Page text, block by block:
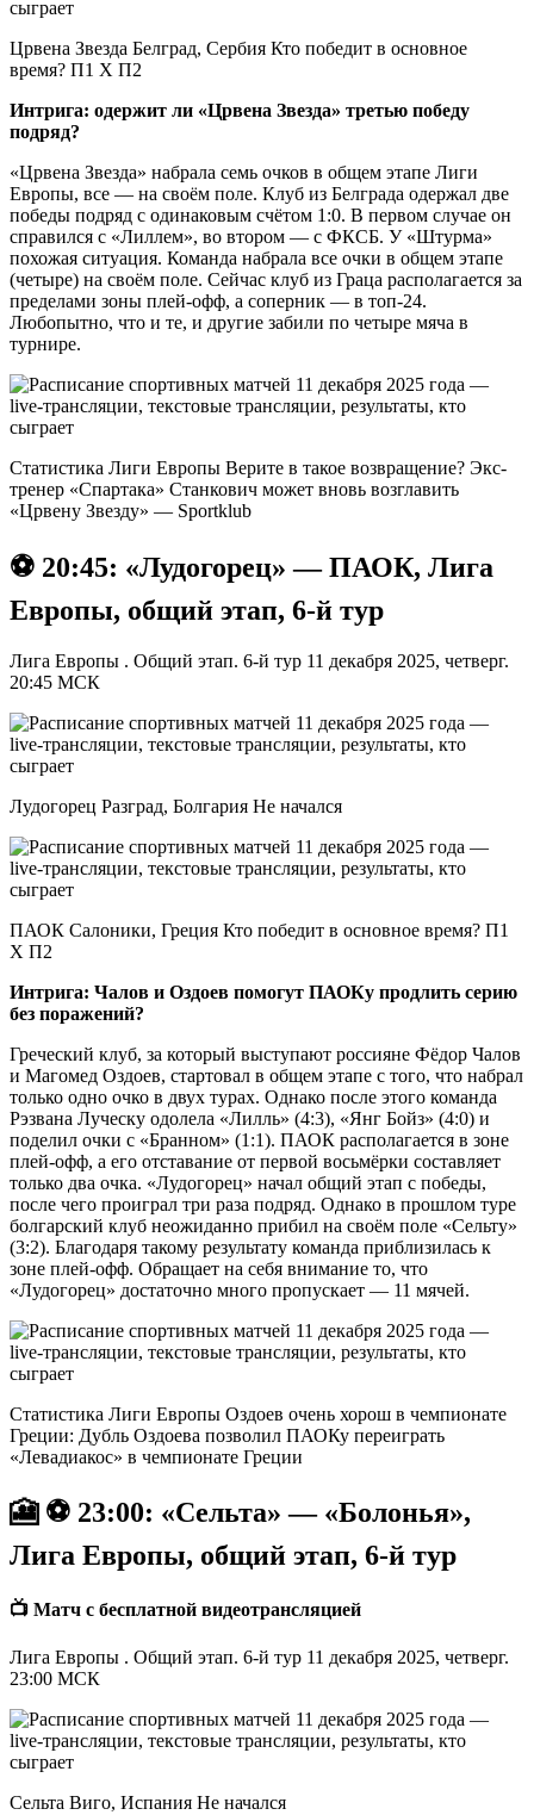
Црвена Звезда Белград, Сербия Кто победит в основное
время? П1 X П2
Интрига: одержит ли «Црвена Звезда» третью победу
подряд?
«Црвена Звезда» набрала семь очков в общем этапе Лиги
Европы, все — на своём поле. Клуб из Белграда одержал две
победы подряд с одинаковым счётом 1:0. В первом случае он
справился с «Лиллем», во втором — с ФКСБ. У «Штурма»
похожая ситуация. Команда набрала все очки в общем этапе
(четыре) на своём поле. Сейчас клуб из Граца располагается за
пределами зоны плей-офф, а соперник — в топ-24.
Любопытно, что и те, и другие забили по четыре мяча в
турнире.
Статистика Лиги Европы Верите в такое возвращение? Экс-
тренер «Спартака» Станкович может вновь возглавить
«Црвену Звезду» — Sportklub
⚽️ 20:45: «Лудогорец» — ПАОК, Лига
Европы, общий этап, 6-й тур
Лига Европы . Общий этап. 6-й тур 11 декабря 2025, четверг.
20:45 МСК
Лудогорец Разград, Болгария Не начался
ПАОК Салоники, Греция Кто победит в основное время? П1
X П2
Интрига: Чалов и Оздоев помогут ПАОКу продлить серию
без поражений?
Греческий клуб, за который выступают россияне Фёдор Чалов
и Магомед Оздоев, стартовал в общем этапе с того, что набрал
только одно очко в двух турах. Однако после этого команда
Рэзвана Луческу одолела «Лилль» (4:3), «Янг Бойз» (4:0) и
поделил очки с «Бранном» (1:1). ПАОК располагается в зоне
плей-офф, а его отставание от первой восьмёрки составляет
только два очка. «Лудогорец» начал общий этап с победы,
после чего проиграл три раза подряд. Однако в прошлом туре
болгарский клуб неожиданно прибил на своём поле «Сельту»
(3:2). Благодаря такому результату команда приблизилась к
зоне плей-офф. Обращает на себя внимание то, что
«Лудогорец» достаточно много пропускает — 11 мячей.
Статистика Лиги Европы Оздоев очень хорош в чемпионате
Греции: Дубль Оздоева позволил ПАОКу переиграть
«Левадиакос» в чемпионате Греции
🎦 ⚽️ 23:00: «Сельта» — «Болонья»,
Лига Европы, общий этап, 6-й тур
📺 Матч с бесплатной видеотрансляцией
Лига Европы . Общий этап. 6-й тур 11 декабря 2025, четверг.
23:00 МСК
Сельта Виго, Испания Не начался